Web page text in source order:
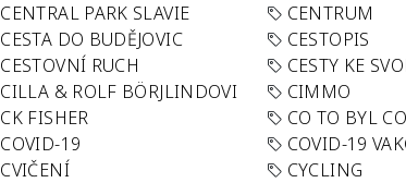
CENTRAL PARK SLAVIE CENTRUM
CESTA DO BUDĚJOVIC CESTOPIS
CESTOVNÍ RUCH CESTY KE
CILLA & ROLF BÖRJLINDOVI CIMMO
CK FISHER CO TO BYL
COVID-19 COVID-19
CVIČENÍ CYCLING